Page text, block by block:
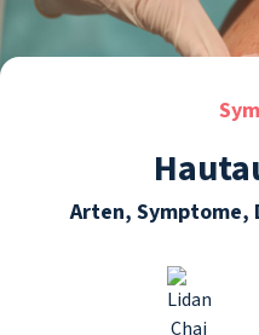
Arten, Symptome,